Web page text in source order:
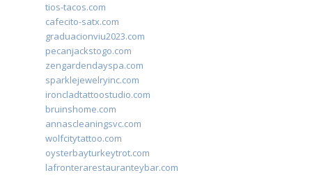
tios-tacos.com
cafecito-satx.com
graduacionviu2023.com
pecanjackstogo.com
zengardendayspa.com
sparklejewelryinc.com
ironcladtattoostudio.com
bruinshome.com
annascleaningsvc.com
wolfcitytattoo.com
oysterbayturkeytrot.com
lafronterarestauranteybar.com